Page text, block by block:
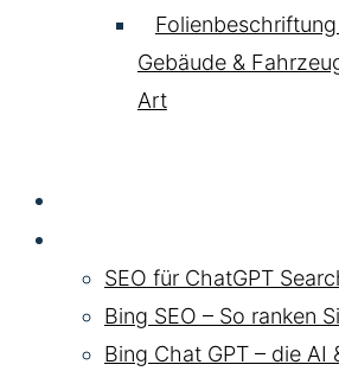
Gebäude &
Art
SEO für ChatGPT
Bing SEO – So ranken
Bing Chat GPT – die